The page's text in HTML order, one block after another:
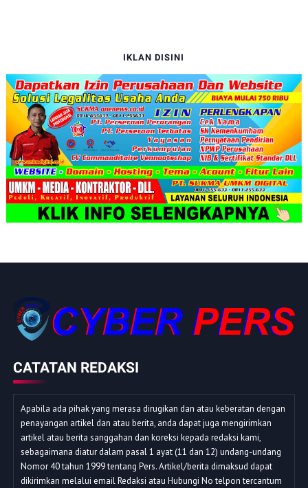
IKLAN DISINI
CATATAN REDAKSI
Apabila ada pihak yang merasa dirugikan dan atau keberatan dengan
penayangan artikel dan atau berita, anda dapat juga mengirimkan
artikel atau berita sanggahan dan koreksi kepada redaksi kami,
sebagaimana diatur dalam pasal 1 ayat (11 dan 12) undang-undang
Nomor 40 tahun 1999 tentang Pers. Artikel/berita dimaksud dapat
dikirimkan melalui email Redaksi atau Hubungi No telpon tercantum